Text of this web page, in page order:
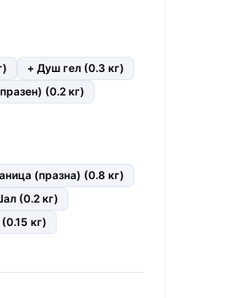
+ Душ гел (0.3 кг)
(0.2 кг)
(празна) (0.8 кг)
(0.2 кг)
кг)